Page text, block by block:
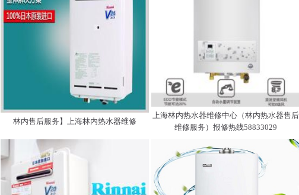
林内售后服务】上海林内热水器维修
上海林内热水器维修中心（林内热水器售后
维修服务）报修热线58833029